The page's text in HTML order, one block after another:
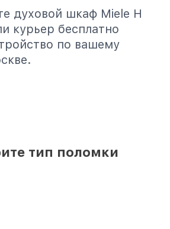
духовой шкаф Miele H
курьер бесплатно
по вашему
тип поломки